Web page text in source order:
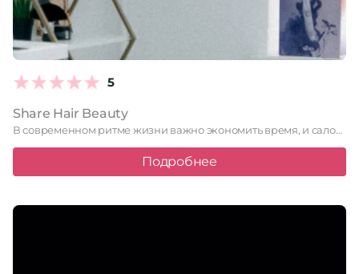
5
Share Hair Beauty
В современном ритме жизни важно экономить время, и салон красоты …
Подробнее